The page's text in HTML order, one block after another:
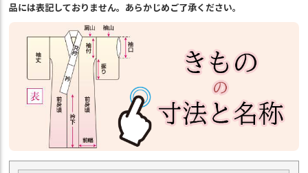
品には表記しておりません。あらかじめご了承ください。